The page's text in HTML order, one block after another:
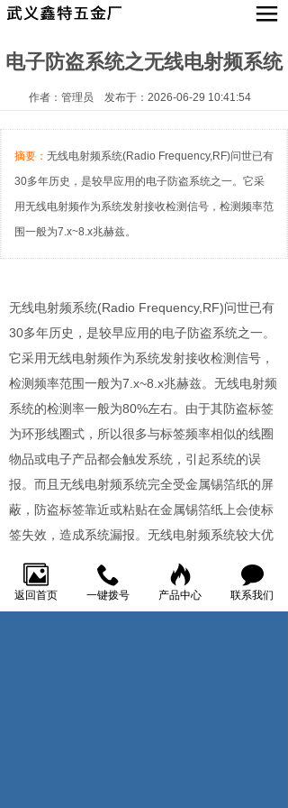
产品中心
新闻动态
关于我们
联系我们
English
电子防盗系统之无线电射频系统
作者：管理员 发布于：2026-06-29 10:41:54
摘要： 无线电射频系统(Radio Frequency,RF)问世已有
30多年历史，是较早应用的电子防盗系统之一。它采
用无线电射频作为系统发射接收检测信号，检测频率范
围一般为7.x~8.x兆赫兹。
无线电射频系统(Radio Frequency,RF)问世已有
30多年历史，是较早应用的电子防盗系统之一。
它采用无线电射频作为系统发射接收检测信号，
检测频率范围一般为7.x~8.x兆赫兹。无线电射频
系统的检测率一般为80%左右。由于其防盗标签
为环形线圈式，所以很多与标签频率相似的线圈
物品或电子产品都会触发系统，引起系统的误
报。而且无线电射频系统完全受金属锡箔纸的屏
蔽，防盗标签靠近或粘贴在金属锡箔纸上会使标
签失效，造成系统漏报。无线电射频系统较大优
点是系统成本非常低。无线电射频系统有软标
签、硬标签两种，可以保护商场内大多数的物
品。两个支座之间的距离一般不能大于1.2米。无
返回首页 一键拨号 产品中心 联系我们